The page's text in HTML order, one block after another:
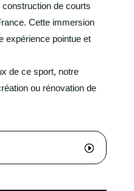
de courts
Cette immersion
expérience pointue et
de ce sport, notre
ou rénovation de